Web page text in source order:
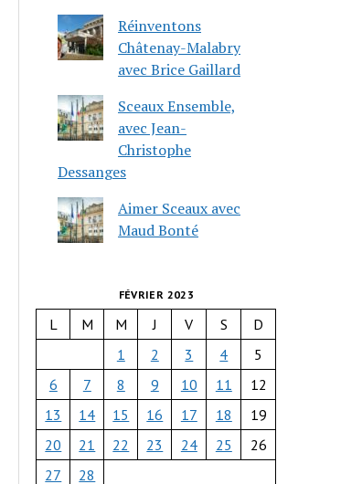
Réinventons
Châtenay-Malabry
avec Brice Gaillard
Sceaux Ensemble,
avec Jean-
Christophe
Dessanges
Aimer Sceaux avec
Maud Bonté
FÉVRIER 2023
L M M J V S
D
1
2 3 4
5
6
7 8 9 10 11
12
13
14 15 16 17 18
19
20
21 22 23 24 25
26
27
28